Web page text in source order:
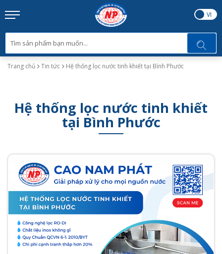
EN VI
Trang chủ Tin tức Hệ thống lọc nước tinh khiết tại Bình Phước
Hệ thống lọc nước tinh khiết
tại Bình Phước